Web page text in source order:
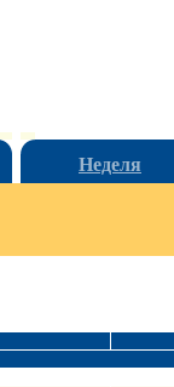
Неделя